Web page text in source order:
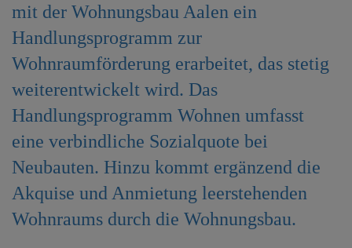
nmit der Wohnungsbau Aalen ein
Handlungsprogramm zur
Wohnraumförderung erarbeitet, das stetig
weiterentwickelt wird. Das
Handlungsprogramm Wohnen umfasst
eine verbindliche Sozialquote bei
Neubauten. Hinzu kommt ergänzend die
Akquise und Anmietung leerstehenden
Wohnraums durch die Wohnungsbau.